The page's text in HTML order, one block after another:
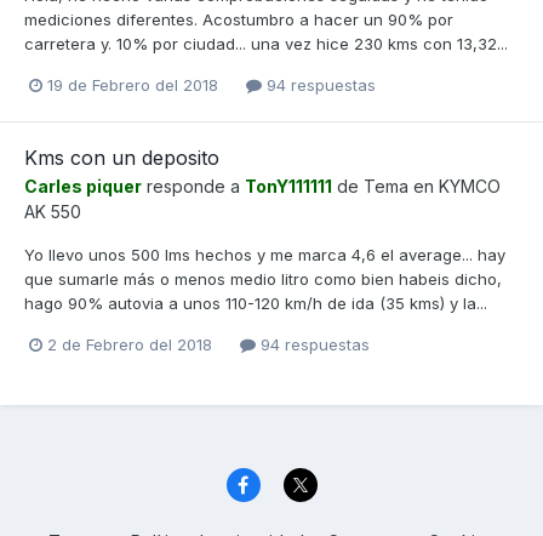
mediciones diferentes. Acostumbro a hacer un 90% por
carretera y. 10% por ciudad... una vez hice 230 kms con 13,32...
19 de Febrero del 2018 94 respuestas
Kms con un deposito
Carles piquer responde a TonY111111 de Tema en KYMCO
AK 550
Yo llevo unos 500 lms hechos y me marca 4,6 el average... hay
que sumarle más o menos medio litro como bien habeis dicho,
hago 90% autovia a unos 110-120 km/h de ida (35 kms) y la...
2 de Febrero del 2018 94 respuestas